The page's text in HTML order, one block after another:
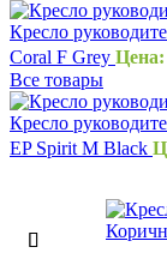
Кресло
Coral F Grey Цена:
Все товары
Кресло
EP Spirit M Black